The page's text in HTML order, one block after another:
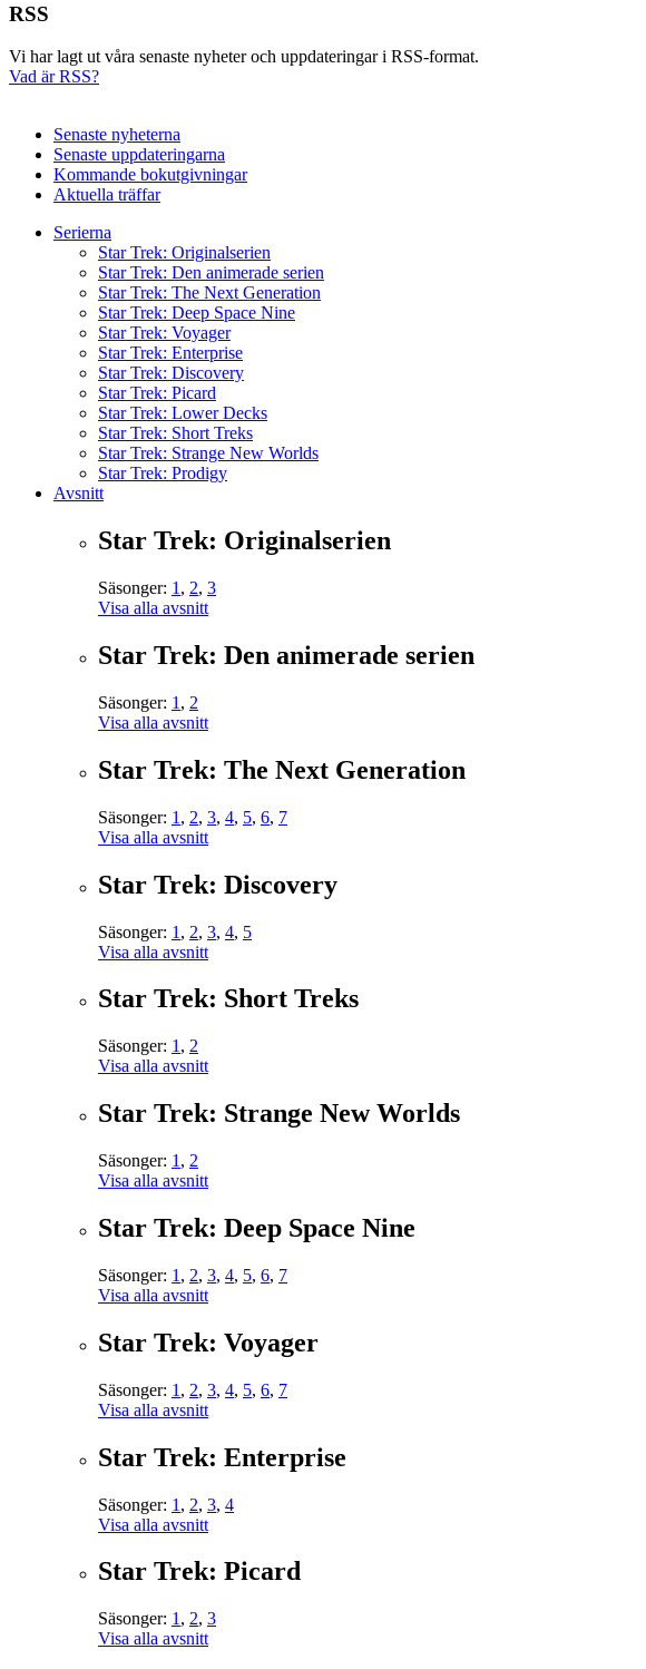
RSS
Vi har lagt ut våra senaste nyheter och uppdateringar i RSS-format.
Vad är RSS?
Senaste nyheterna
Senaste uppdateringarna
Kommande bokutgivningar
Aktuella träffar
Serierna
Star Trek: Originalserien
Star Trek: Den animerade serien
Star Trek: The Next Generation
Star Trek: Deep Space Nine
Star Trek: Voyager
Star Trek: Enterprise
Star Trek: Discovery
Star Trek: Picard
Star Trek: Lower Decks
Star Trek: Short Treks
Star Trek: Strange New Worlds
Star Trek: Prodigy
Avsnitt
Star Trek: Originalserien
Säsonger: 1 , 2, 3
Visa alla avsnitt
Star Trek: Den animerade serien
Säsonger: 1 , 2
Visa alla avsnitt
Star Trek: The Next Generation
Säsonger: 1 , 2, 3, 4, 5, 6, 7
Visa alla avsnitt
Star Trek: Discovery
Säsonger: 1 , 2, 3, 4, 5
Visa alla avsnitt
Star Trek: Short Treks
Säsonger: 1 , 2
Visa alla avsnitt
Star Trek: Strange New Worlds
Säsonger: 1 , 2
Visa alla avsnitt
Star Trek: Deep Space Nine
Säsonger: 1 , 2, 3, 4, 5, 6, 7
Visa alla avsnitt
Star Trek: Voyager
Säsonger: 1 , 2, 3, 4, 5, 6, 7
Visa alla avsnitt
Star Trek: Enterprise
Säsonger: 1 , 2, 3, 4
Visa alla avsnitt
Star Trek: Picard
Säsonger: 1 , 2, 3
Visa alla avsnitt